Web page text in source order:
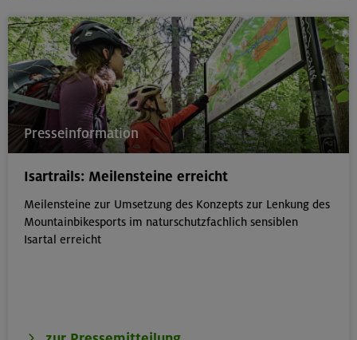
Presseinformation
Isartrails: Meilensteine erreicht
Meilensteine zur Umsetzung des Konzepts zur Lenkung des
Mountainbikesports im naturschutzfachlich sensiblen
Isartal erreicht